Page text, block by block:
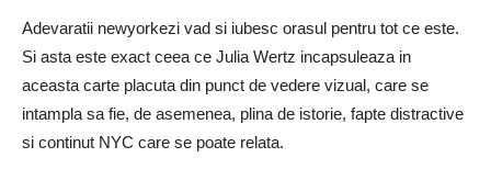
Adevaratii newyorkezi vad si iubesc orasul pentru tot ce este.
Si asta este exact ceea ce Julia Wertz incapsuleaza in
aceasta carte placuta din punct de vedere vizual, care se
intampla sa fie, de asemenea, plina de istorie, fapte distractive
si continut NYC care se poate relata.